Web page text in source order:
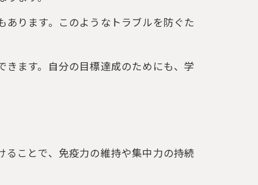
ります。このようなトラブルを防ぐた
ます。自分の目標達成のためにも、学
ことで、免疫力の維持や集中力の持続